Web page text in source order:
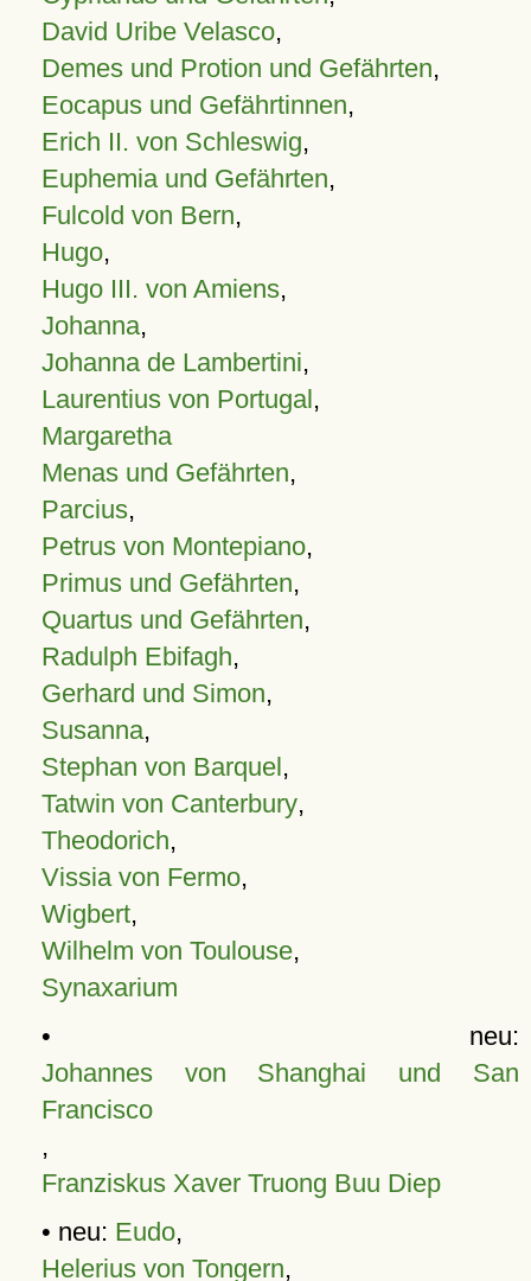
David Uribe Velasco,
Demes und Protion und Gefährten,
Eocapus und Gefährtinnen,
Erich II. von Schleswig,
Euphemia und Gefährten,
Fulcold von Bern,
Hugo,
Hugo III. von Amiens,
Johanna,
Johanna de Lambertini,
Laurentius von Portugal,
Margaretha
Menas und Gefährten,
Parcius,
Petrus von Montepiano,
Primus und Gefährten,
Quartus und Gefährten,
Radulph Ebifagh,
Gerhard und Simon,
Susanna,
Stephan von Barquel,
Tatwin von Canterbury,
Theodorich,
Vissia von Fermo,
Wigbert,
Wilhelm von Toulouse,
Synaxarium
• neu:
Johannes von Shanghai und San
Francisco
,
Franziskus Xaver Truong Buu Diep
• neu: Eudo,
Helerius von Tongern,